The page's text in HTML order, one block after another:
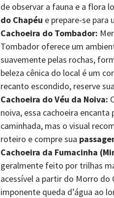
de observar a fauna e a flora
do Chapéu e prepare-se para
Cachoeira do Tombador:
Tombador oferece um
suavemente pelas rochas,
beleza cênica do local é um
recanto escondido, reserve sua
Cachoeira do Véu da Noiva:
noiva, essa cachoeira
caminhada, mas o visual
roteiro e compre sua
Cachoeira da Fumacinha
geralmente feito por trilhas
acessível a partir do Morro do
imponente queda d’água ao